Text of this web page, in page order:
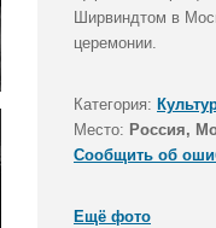
Ширвиндтом в
церемонии.
Категория:
Место: Россия,
Сообщить об
Ещё фото